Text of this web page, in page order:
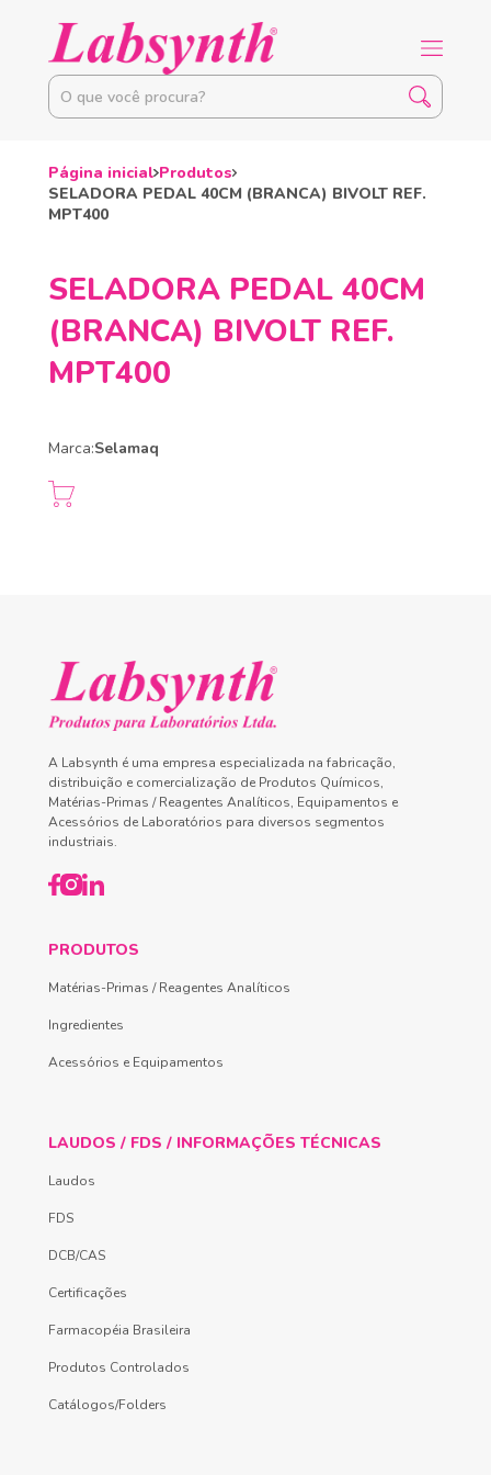
Página inicial Produtos
SELADORA PEDAL 40CM (BRANCA) BIVOLT REF.
MPT400
SELADORA PEDAL 40CM
(BRANCA) BIVOLT REF.
MPT400
Marca:Selamaq
A Labsynth é uma empresa especializada na fabricação,
distribuição e comercialização de Produtos Químicos,
Matérias-Primas / Reagentes Analíticos, Equipamentos e
Acessórios de Laboratórios para diversos segmentos
industriais.
PRODUTOS
Matérias-Primas / Reagentes Analíticos
Ingredientes
Acessórios e Equipamentos
LAUDOS / FDS / INFORMAÇÕES TÉCNICAS
Laudos
FDS
DCB/CAS
Certificações
Farmacopéia Brasileira
Produtos Controlados
Catálogos/Folders